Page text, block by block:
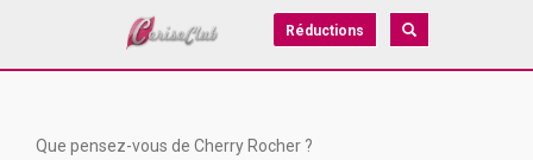
Réductions
Que pensez-vous de Cherry Rocher ?